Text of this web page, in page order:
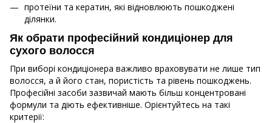
протеїни та кератин, які відновлюють пошкоджені
ділянки.
Як обрати професійний кондиціонер для
сухого волосся
При виборі кондиціонера важливо враховувати не лише тип
волосся, а й його стан, пористість та рівень пошкоджень.
Професійні засоби зазвичай мають більш концентровані
формули та діють ефективніше. Орієнтуйтесь на такі
критерії: